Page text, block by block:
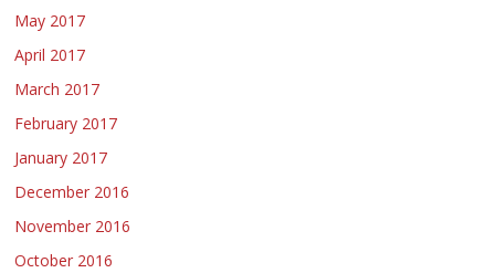
May 2017
April 2017
March 2017
February 2017
January 2017
December 2016
November 2016
October 2016